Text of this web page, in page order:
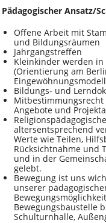
Pädagogischer Ansatz/
Offene Arbeit mit
und Bildungsräumen
Jahrgangstreffen
Kleinkinder werden
(Orientierung am
Bildungs- und
Angebote und
altersentsprechend
Werte wie Teilen,
Rücksichtnahme und
und in der
gelebt.
Bewegung ist uns
unserer
Bewegungsbaustelle
Schulturnhalle,